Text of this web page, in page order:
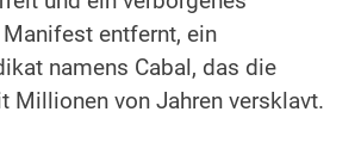
entfernt, ein
namens Cabal, das die
Millionen von Jahren versklavt.